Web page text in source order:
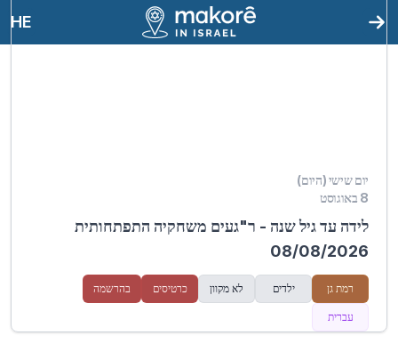
HE
יום שישי (היום)
8 באוגוסט
לידה עד גיל שנה - ר"געים משחקיה התפתחותית
08/08/2026
רמת גן ילדים לא מקוון כרטיסים בהרשמה
עברית